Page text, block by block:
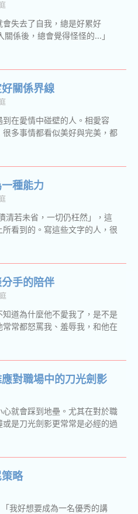
會失去了自我，總是好累好
係後，總會覺得怪怪的…」
關係界線
在愛情中碰壁的人。相愛容
多事情都看似美好與完美，都
種能力
清若未省，一切仍枉然」，這
看到的。寫這些文字的人，很
手的陪伴
知道為什麼他不愛我了，是不是
常都怒罵我、羞辱我，和他在
對職場中的刀光劍影
就會踩到地壘。尤其在對於職
是刀光劍影更常常是必經的過
略
我好想要成為一名優秀的講